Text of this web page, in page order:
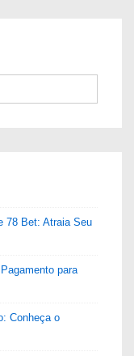
78 Bet: Atraia Seu
para
Conheça o